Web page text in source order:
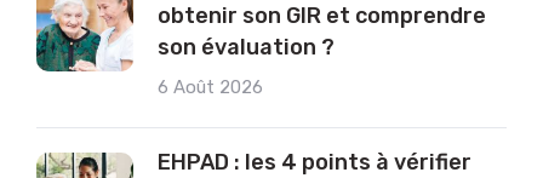
obtenir son GIR et comprendre
son évaluation ?
6 Août 2026
EHPAD : les 4 points à vérifier